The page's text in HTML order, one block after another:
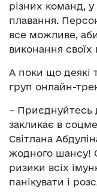
різних команд, у
плавання.
все можливе,
виконання своїх
А поки що деякі
груп онлайн-
– Приєднуйтесь
закликає в
Світлана
жодного шансу!
ризики всіх
панікувати і